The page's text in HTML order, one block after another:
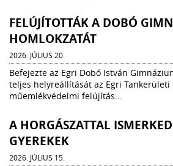
FELÚJÍTOTTÁK A DOBÓ
HOMLOKZATÁT
2026. JÚLIUS 20.
Befejezte az Egri Dobó István
teljes helyreállítását az Egri Tankerületi
műemlékvédelmi felújítás...
A HORGÁSZATTAL
GYEREKEK
2026. JÚLIUS 15.